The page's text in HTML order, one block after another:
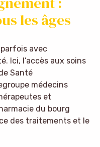
les âges
avec
Ici, l’accès aux soins
Santé
médecins
et
du bourg
des traitements et le